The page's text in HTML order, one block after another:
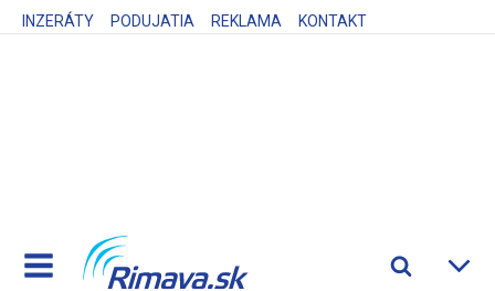
INZERÁTY PODUJATIA REKLAMA KONTAKT